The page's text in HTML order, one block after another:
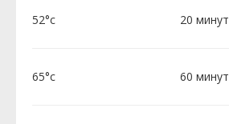
52°c 20 минут
65°c 60 минут